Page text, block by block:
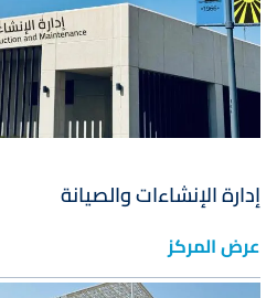
إدارة الإنشاءات والصيانة
عرض المركز